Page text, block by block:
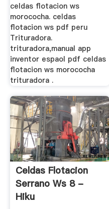
celdas flotacion ws
morococha. celdas
flotacion ws pdf peru
Trituradora.
trituradora,manual app
inventor espaol pdf celdas
flotacion ws morococha
trituradora .
Celdas Flotacion
Serrano Ws 8 -
Hiku